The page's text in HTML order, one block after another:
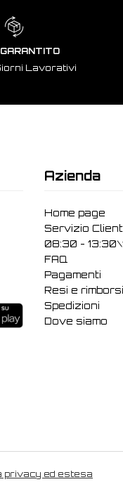
Lavorativi
Azienda
Home page
Servizio
08:30 -
FAQ
Pagamenti
Resi e rimborsi
Spedizioni
Dove siamo
privacy ed estesa